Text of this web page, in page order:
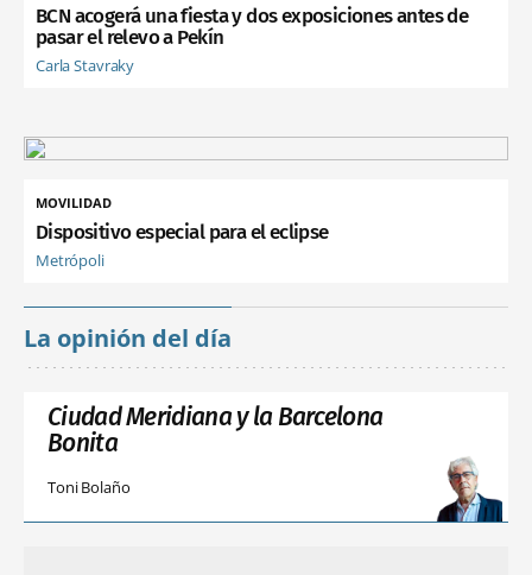
BCN acogerá una fiesta y dos exposiciones antes de
pasar el relevo a Pekín
Carla Stavraky
MOVILIDAD
Dispositivo especial para el eclipse
Metrópoli
La opinión del día
Ciudad Meridiana y la Barcelona
Bonita
Toni Bolaño